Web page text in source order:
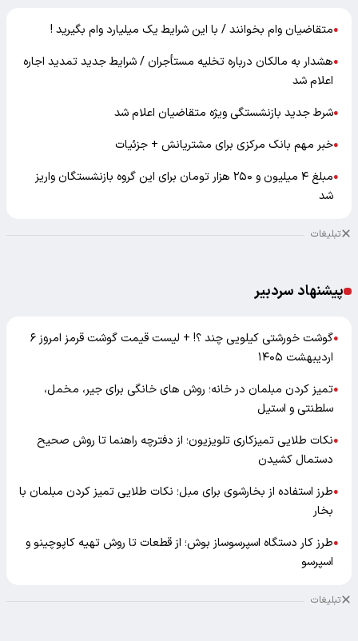
●متقاضیان وام بخوانند / با این شرایط یک میلیارد وام بگیرید !
●هشدار به مالکان درباره تخلیه مستأجران / شرایط جدید تمدید اجاره
اعلام شد
●شرط جدید بازنشستگی ویژه متقاضیان اعلام شد
●خبر مهم بانک مرکزی برای مشتریانش + جزئیات
●
مبلغ ۴ میلیون و ۲۵۰ هزار تومان برای این گروه بازنشستگان واریز
شد
تبلیغات
پیشنهاد سردبیر
●
گوشت خورشتی کیلویی چند ؟! + لیست قیمت گوشت قرمز امروز ۶
اردیبهشت ۱۴۰۵
●تمیز کردن مبلمان در خانه؛ روش های خانگی برای جیر، مخمل،
سلطنتی و استیل
●نکات طلایی تمیزکاری تلویزیون؛ از دفترچه راهنما تا روش صحیح
دستمال کشیدن
●طرز استفاده از بخارشوی برای مبل؛ نکات طلایی تمیز کردن مبلمان با
بخار
●طرز کار دستگاه اسپرسوساز بوش؛ از قطعات تا روش تهیه کاپوچینو و
اسپرسو
تبلیغات